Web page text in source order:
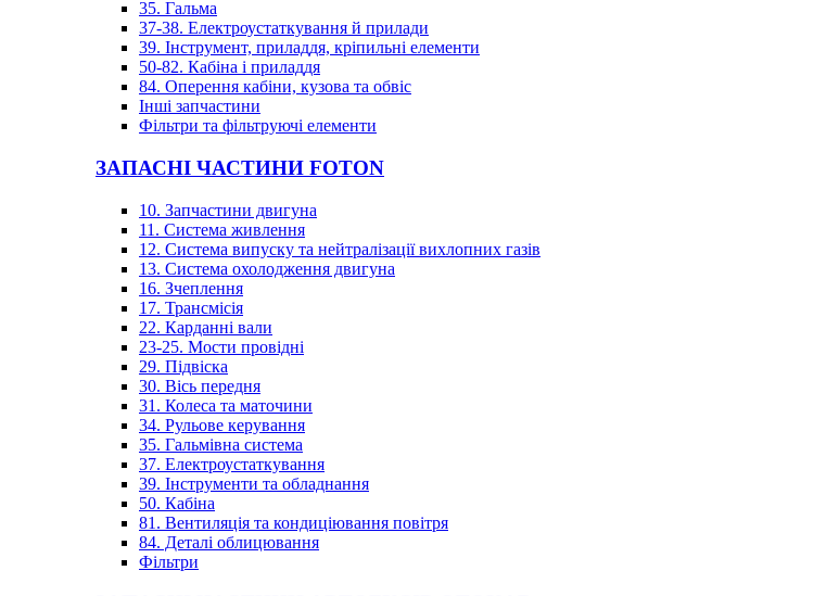
35. Гальма
37-38. Електроустаткування й прилади
39. Інструмент, приладдя, кріпильні елементи
50-82. Кабіна і приладдя
84. Оперення кабіни, кузова та обвіс
Інші запчастини
Фільтри та фільтруючі елементи
ЗАПАСНІ ЧАСТИНИ FOTON
10. Запчастини двигуна
11. Система живлення
12. Система випуску та нейтралізації вихлопних газів
13. Система охолодження двигуна
16. Зчеплення
17. Трансмісія
22. Карданні вали
23-25. Мости провідні
29. Підвіска
30. Вісь передня
31. Колеса та маточини
34. Рульове керування
35. Гальмівна система
37. Електроустаткування
39. Інструменти та обладнання
50. Кабіна
81. Вентиляція та кондиціювання повітря
84. Деталі облицювання
Фільтри